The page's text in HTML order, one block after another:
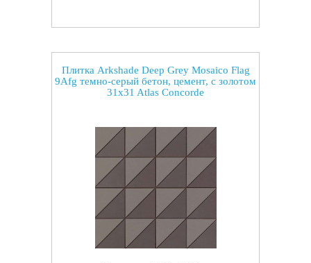
Плитка Arkshade Deep Grey Mosaico Flag
9Afg темно-серый бетон, цемент, с золотом
31x31 Atlas Concorde